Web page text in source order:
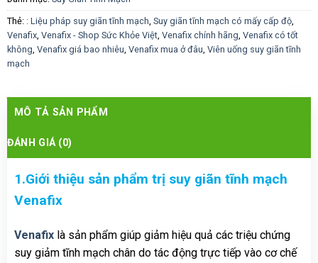
Thẻ: : Liệu pháp suy giãn tĩnh mạch Suy giãn tĩnh mạch có mấy cấp độ,
Venafix, Venafix - Shop Sức Khỏe Việt, Venafix chính hãng Venafix có tốt
không Venafix giá bao nhiêu Venafix mua ở đâu Viên uống suy giãn tĩnh
mạch
MÔ TẢ SẢN PHẨM
ĐÁNH GIÁ (0)
1.Giới thiệu sản phẩm trị suy giãn tĩnh mạch
Venafix
Venafixlà sản phẩm giúp giảm hiệu quả các triệu chứng
suy giảm tĩnh mạch chân do tác động trực tiếp vào cơ chế